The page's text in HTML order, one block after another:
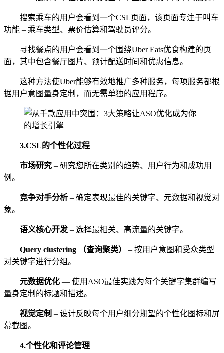
搜索乘车的用户会看到一个CSL页面，该页面专注于叫车
功能 – 乘车类型、票价估算和驾驶员评分。
寻找餐点的用户会看到一个围绕Uber Eats优食构建的页
面，其中包含餐厅图片、预计配送时间和优惠信息。
这种方法使Uber能够有效地推广多种服务，每项服务都根
据用户意图量身定制，而无需单独的应用程序。
3.CSL的个性化过程
市场研究 – 研究您所在类别的趋势、用户行为和成功用
例。
竞争对手分析 – 确定表现最佳的关键字、元数据和视觉对
象。
语义核心开发 – 选择最相关、高流量的关键字。
Query clustering （查询聚类）
– 按用户意图和受众类型
对关键字进行分组。
元数据优化 — 使用ASO最佳实践为每个关键字集群编写
量身定制的标题和描述。
视觉定制 – 设计反映每个用户细分期望的个性化图标和屏
幕截图。
4.个性化和评论管理